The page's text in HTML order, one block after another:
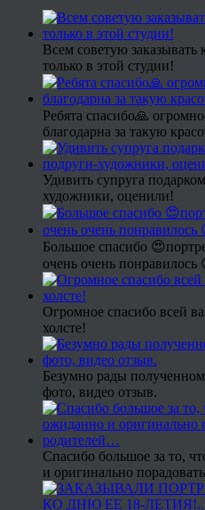
Всем советую
только в этой студии!
Ребята спасибо🙏
благодарна за такую
Удивить супруга
художники, оценили!
Большое спасибо
очень очень понравилось
Огромное спасибо всей
холсте!
Безумно рады
фото, видео отзыв.
Спасибо большое за то,
и оригинально